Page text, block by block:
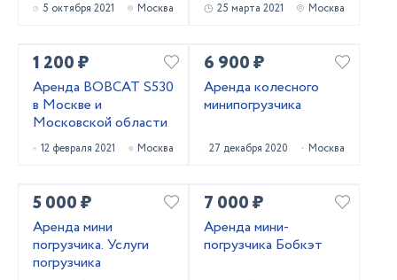
5 октября 2021 Москва 25 марта 2021 Москва
1 200 ₽
Аренда BOBCAT S530
в Москве и
Московской области
12 февраля 2021 Москва
6 900 ₽
Аренда колесного
минипогрузчика
27 декабря 2020 Москва
5 000 ₽
Аренда мини
погрузчика. Услуги
погрузчика
7 000 ₽
Аренда мини-
погрузчика Бобкэт